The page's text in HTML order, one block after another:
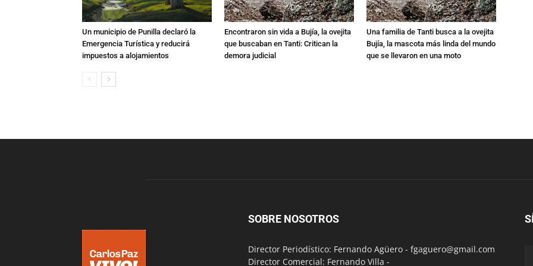
Un municipio de Punilla declaró la
Emergencia Turística y reducirá
impuestos a alojamientos
Encontraron sin vida a Bujía, la ovejita
que buscaban en Tanti: Critican la
demora judicial
Una familia de Tanti busca a la ovejita
Bujía, la mascota más linda del mundo
que se llevaron en una moto
SOBRE NOSOTROS
Director Periodístico: Fernando Agüero - fgaguero@gmail.com
Director Comercial: Fernando Villa -